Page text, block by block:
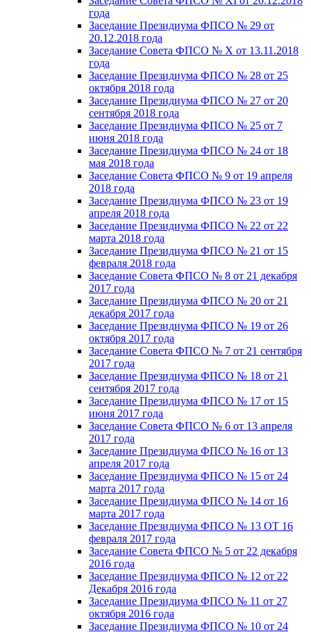
года
Заседание Президиума ФПСО № 29 от
20.12.2018 года
Заседание Совета ФПСО № X от 13.11.2018
года
Заседание Президиума ФПСО № 28 от 25
октября 2018 года
Заседание Президиума ФПСО № 27 от 20
сентября 2018 года
Заседание Президиума ФПСО № 25 от 7
июня 2018 года
Заседание Президиума ФПСО № 24 от 18
мая 2018 года
Заседание Совета ФПСО № 9 от 19 апреля
2018 года
Заседание Президиума ФПСО № 23 от 19
апреля 2018 года
Заседание Президиума ФПСО № 22 от 22
марта 2018 года
Заседание Президиума ФПСО № 21 от 15
февраля 2018 года
Заседание Совета ФПСО № 8 от 21 декабря
2017 года
Заседание Президиума ФПСО № 20 от 21
декабря 2017 года
Заседание Президиума ФПСО № 19 от 26
октября 2017 года
Заседание Совета ФПСО № 7 от 21 сентября
2017 года
Заседание Президиума ФПСО № 18 от 21
сентября 2017 года
Заседание Президиума ФПСО № 17 от 15
июня 2017 года
Заседание Совета ФПСО № 6 от 13 апреля
2017 года
Заседание Президиума ФПСО № 16 от 13
апреля 2017 года
Заседание Президиума ФПСО № 15 от 24
марта 2017 года
Заседание Президиума ФПСО № 14 от 16
марта 2017 года
Заседание Президиума ФПСО № 13 ОТ 16
февраля 2017 года
Заседание Совета ФПСО № 5 от 22 декабря
2016 года
Заседание Президиума ФПСО № 12 от 22
Декабря 2016 года
Заседание Президиума ФПСО № 11 от 27
октября 2016 года
Заседание Президиума ФПСО № 10 от 24